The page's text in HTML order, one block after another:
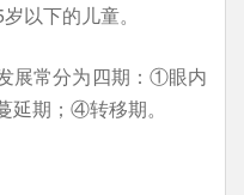
以下的儿童。
展常分为四期：①眼内
期；④转移期。